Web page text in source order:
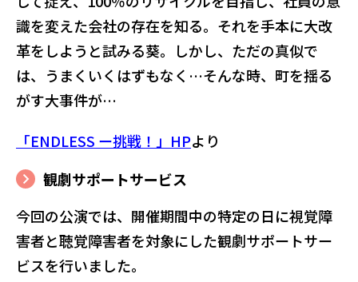
識を変えた会社の存在を知る。それを手本に大改
革をしようと試みる葵。しかし、ただの真似で
は、うまくいくはずもなく…そんな時、町を揺る
がす大事件が…
「ENDLESS ー挑戦！」HPより
観劇サポートサービス
今回の公演では、開催期間中の特定の日に視覚障
害者と聴覚障害者を対象にした観劇サポートサー
ビスを行いました。